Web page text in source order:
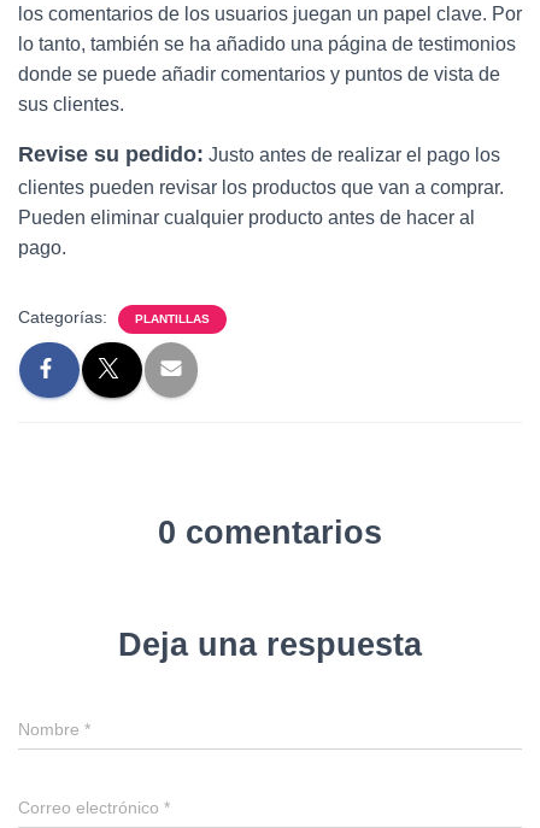
los comentarios de los usuarios juegan un papel clave. Por
lo tanto, también se ha añadido una página de testimonios
donde se puede añadir comentarios y puntos de vista de
sus clientes.
Revise su pedido: Justo antes de realizar el pago los
clientes pueden revisar los productos que van a comprar.
Pueden eliminar cualquier producto antes de hacer al
pago.
Categorías: PLANTILLAS
0 comentarios
Deja una respuesta
Nombre *
Correo electrónico *